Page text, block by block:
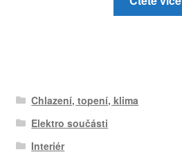
Chlazení, topení, klima
Elektro součásti
Interiér